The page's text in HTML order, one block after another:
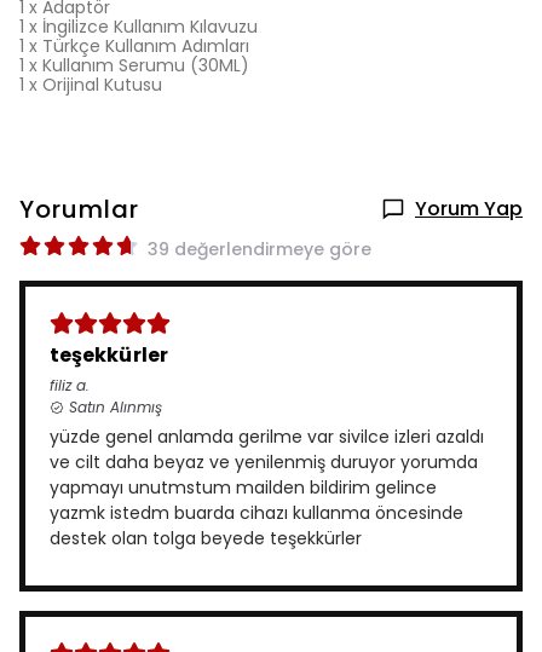
1 x Adaptör
1 x İngilizce Kullanım Kılavuzu
1 x Türkçe Kullanım Adımları
1 x Kullanım Serumu (30ML)
1 x Orijinal Kutusu
Yorumlar Yorum Yap
39 değerlendirmeye göre
teşekkürler
filiz a.
Satın Alınmış
yüzde genel anlamda gerilme var sivilce izleri azaldı
ve cilt daha beyaz ve yenilenmiş duruyor yorumda
yapmayı unutmstum mailden bildirim gelince
yazmk istedm buarda cihazı kullanma öncesinde
destek olan tolga beyede teşekkürler